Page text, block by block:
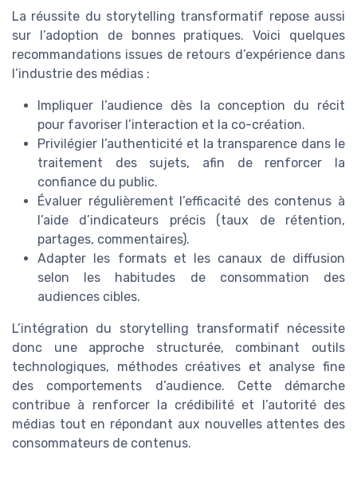
La réussite du storytelling transformatif repose aussi
sur l’adoption de bonnes pratiques. Voici quelques
recommandations issues de retours d’expérience dans
l’industrie des médias :
Impliquer l’audience dès la conception du récit
pour favoriser l’interaction et la co-création.
Privilégier l’authenticité et la transparence dans le
traitement des sujets, afin de renforcer la
confiance du public.
Évaluer régulièrement l’efficacité des contenus à
l’aide d’indicateurs précis (taux de rétention,
partages, commentaires).
Adapter les formats et les canaux de diffusion
selon les habitudes de consommation des
audiences cibles.
L’intégration du storytelling transformatif nécessite
donc une approche structurée, combinant outils
technologiques, méthodes créatives et analyse fine
des comportements d’audience. Cette démarche
contribue à renforcer la crédibilité et l’autorité des
médias tout en répondant aux nouvelles attentes des
consommateurs de contenus.